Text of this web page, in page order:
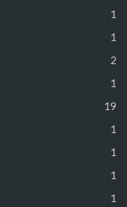
1
1
2
1
19
1
1
1
1